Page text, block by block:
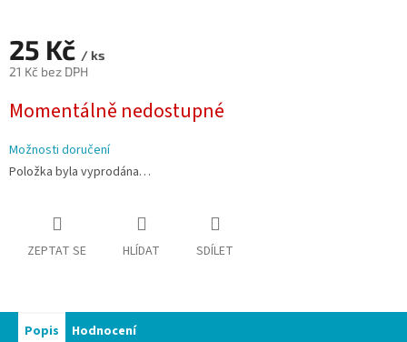
25 Kč / ks
21 Kč bez DPH
cena:
Momentálně nedostupné
Možnosti doručení
Položka byla vyprodána…
ZEPTAT SE HLÍDAT SDÍLET
Popis Hodnocení